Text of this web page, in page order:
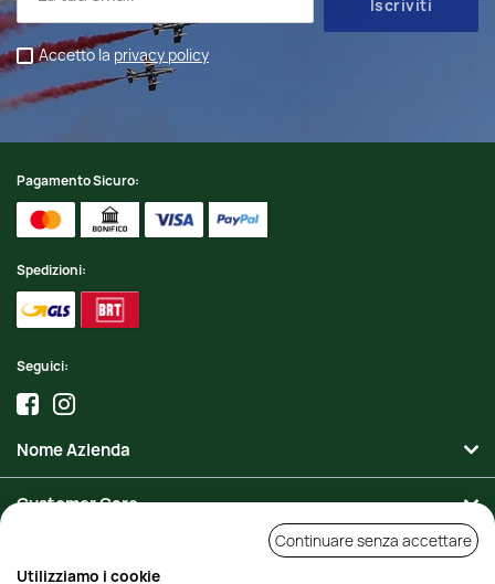
Accetto la privacy policy
Pagamento Sicuro:
Spedizioni:
Seguici:
Nome Azienda
Customer Care
Continuare senza accettare
Utilizziamo i cookie